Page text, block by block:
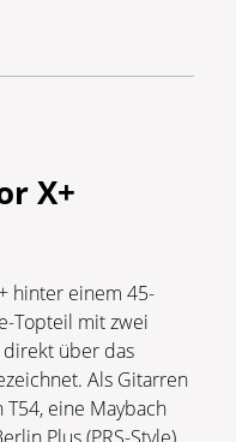
X+
hinter einem 45-
Topteil mit zwei
über das
Als Gitarren
eine Maybach